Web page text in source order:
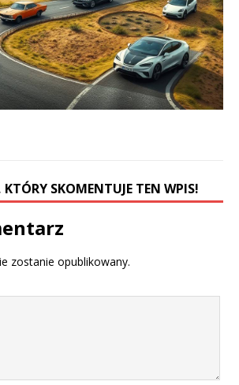
KTÓRY SKOMENTUJE TEN WPIS!
zostanie opublikowany.